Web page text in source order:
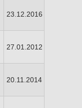
23.12.2016
27.01.2012
20.11.2014